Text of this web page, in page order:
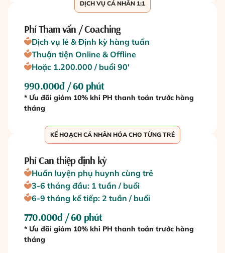
DỊCH VỤ CÁ NHÂN 1:1
Phí Tham vấn / Coaching
Dịch vụ lẻ & Định kỳ hàng tuần
Thuận tiện Online & Offline
Hoặc 1.200.000 / buổi 90'
990.000đ / 60 phút
* Ưu đãi giảm 10% khi PH thanh toán trước hàng
tháng
KẾ HOẠCH CÁ NHÂN HÓA CHO TỪNG TRẺ
Phí Can thiệp định kỳ
Huấn luyện phụ huynh cùng trẻ
3-6 tháng đầu: 1 tuần / buổi
6-9 tháng kế tiếp: 2 tuần / buổi
770.000đ / 60 phút
* Ưu đãi giảm 10% khi PH thanh toán trước hàng
tháng